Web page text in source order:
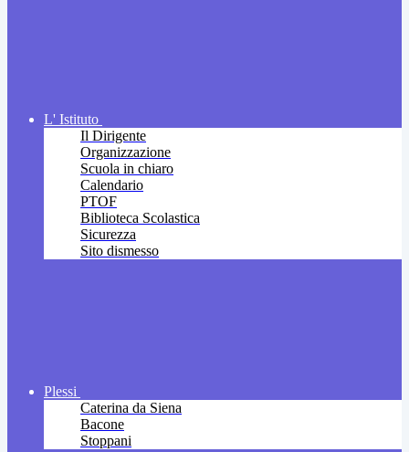
L' Istituto
Il Dirigente
Organizzazione
Scuola in chiaro
Calendario
PTOF
Biblioteca Scolastica
Sicurezza
Sito dismesso
Plessi
Caterina da Siena
Bacone
Stoppani